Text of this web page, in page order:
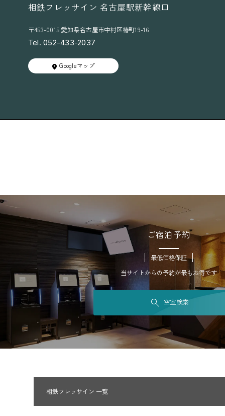
相鉄フレッサイン 名古屋駅新幹線口
〒453-0015 愛知県名古屋市中村区椿町19-16
Tel. 052-433-2037
Googleマップ
ご宿泊予約
最低価格保証
当サイトからの予約が最もお得です
空室検索
相鉄フレッサイン 一覧